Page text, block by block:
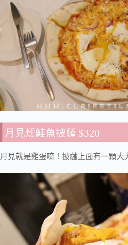
月見燻鮭魚披薩 $320
月見就是雞蛋唷！披薩上面有一顆大